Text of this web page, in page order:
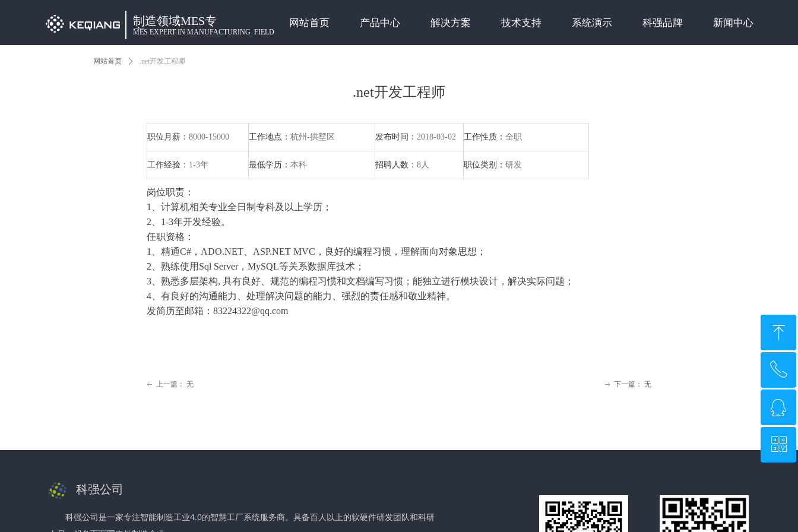
制造领域MES专
家
MES EXPERT IN MANUFACTURING FIELD
网站首页 产品中心 解决方案 技术支持 系统演示 科强品牌 新闻中心
.net开发工程师
网站首页 ꄲ .net开发工程师
职位月薪： 8000-15000 工作地点： 杭州-拱墅区 发布时间： 2018-03-02 工作性质： 全职
工作经验： 1-3年 最低学历： 本科 招聘人数： 8人 职位类别： 研发
岗位职责：
1、计算机相关专业全日制专科及以上学历；
2、1-3年开发经验。
任职资格：
1、精通C#，ADO.NET、ASP.NET MVC，良好的编程习惯，理解面向对象思想；
2、熟练使用Sql Server，MySQL等关系数据库技术；
3、熟悉多层架构, 具有良好、规范的编程习惯和文档编写习惯；能独立进行模块设计，解决实际问题；
4、有良好的沟通能力、处理解决问题的能力、强烈的责任感和敬业精神。
发简历至邮箱：83224322@qq.com
ꂃ 上一篇： 无 ꁹ 下一篇： 无
科强公司
科强公司是一家专注智能制造工业4.0的智慧工厂系统服务商。具备百人以上的软硬件研发团队和科研
ꁸ
回到顶部
ꂅ
ꁗ
QQ客服
ꀥ